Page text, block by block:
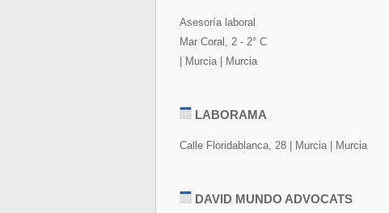
Asesoría laboral
Mar Coral, 2 - 2° C
| Murcia | Murcia
LABORAMA
Calle Floridablanca, 28 | Murcia | Murcia
DAVID MUNDO ADVOCATS